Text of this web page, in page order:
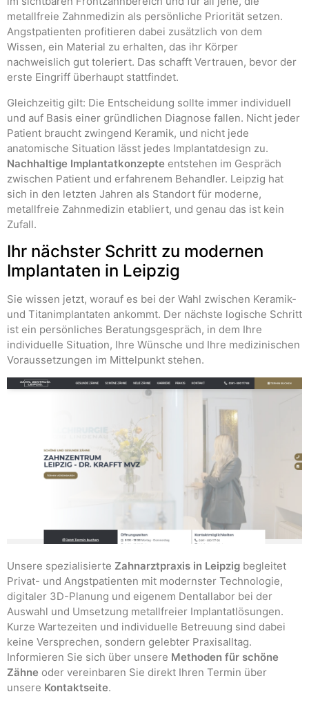
metallfreie Zahnmedizin als persönliche Priorität setzen.
Angstpatienten profitieren dabei zusätzlich von dem
Wissen, ein Material zu erhalten, das ihr Körper
nachweislich gut toleriert. Das schafft Vertrauen, bevor der
erste Eingriff überhaupt stattfindet.
Gleichzeitig gilt: Die Entscheidung sollte immer individuell
und auf Basis einer gründlichen Diagnose fallen. Nicht jeder
Patient braucht zwingend Keramik, und nicht jede
anatomische Situation lässt jedes Implantatdesign zu.
Nachhaltige Implantatkonzepte entstehen im Gespräch
zwischen Patient und erfahrenem Behandler. Leipzig hat
sich in den letzten Jahren als Standort für moderne,
metallfreie Zahnmedizin etabliert, und genau das ist kein
Zufall.
Ihr nächster Schritt zu modernen
Implantaten in Leipzig
Sie wissen jetzt, worauf es bei der Wahl zwischen Keramik-
und Titanimplantaten ankommt. Der nächste logische Schritt
ist ein persönliches Beratungsgespräch, in dem Ihre
individuelle Situation, Ihre Wünsche und Ihre medizinischen
Voraussetzungen im Mittelpunkt stehen.
Unsere spezialisierte Zahnarztpraxis in Leipzig begleitet
Privat- und Angstpatienten mit modernster Technologie,
digitaler 3D-Planung und eigenem Dentallabor bei der
Auswahl und Umsetzung metallfreier Implantatlösungen.
Kurze Wartezeiten und individuelle Betreuung sind dabei
keine Versprechen, sondern gelebter Praxisalltag.
Informieren Sie sich über unsere Methoden für schöne
Zähne oder vereinbaren Sie direkt Ihren Termin über
unsere Kontaktseite.